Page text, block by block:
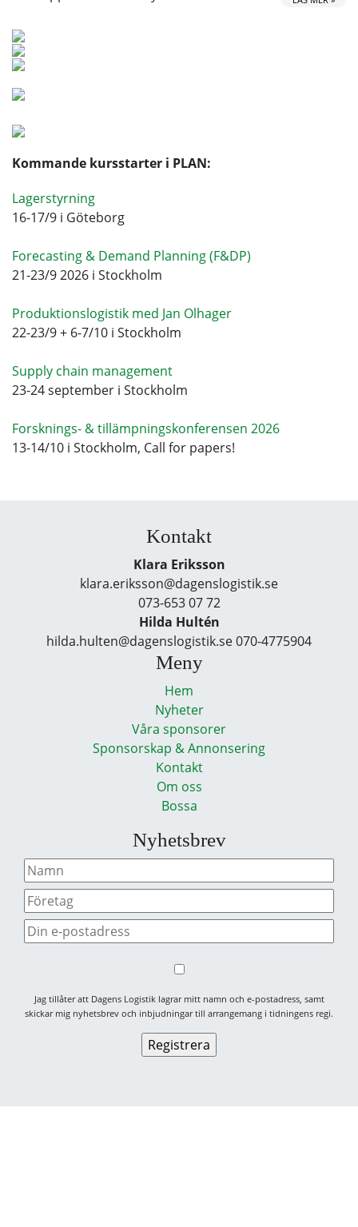
Kommande kursstarter i PLAN:
Lagerstyrning
16-17/9 i Göteborg
Forecasting & Demand Planning (F&DP)
21-23/9 2026 i Stockholm
Produktionslogistik med Jan Olhager
22-23/9 + 6-7/10 i Stockholm
Supply chain management
23-24 september i Stockholm
Forsknings- & tillämpningskonferensen 2026
13-14/10 i Stockholm, Call for papers!
Kontakt
Klara Eriksson
klara.eriksson@dagenslogistik.se
073-653 07 72
Hilda Hultén
hilda.hulten@dagenslogistik.se 070-4775904
Meny
Hem
Nyheter
Våra sponsorer
Sponsorskap & Annonsering
Kontakt
Om oss
Bossa
Nyhetsbrev
Jag tillåter att Dagens Logistik lagrar mitt namn och e-postadress, samt
skickar mig nyhetsbrev och inbjudningar till arrangemang i tidningens regi.